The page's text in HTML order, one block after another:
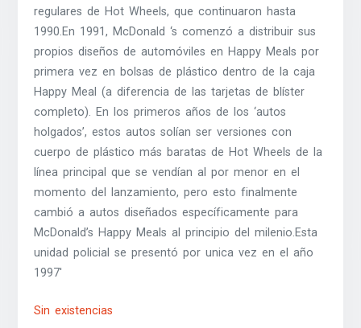
regulares de Hot Wheels, que continuaron hasta
1990.En 1991, McDonald ‘s comenzó a distribuir sus
propios diseños de automóviles en Happy Meals por
primera vez en bolsas de plástico dentro de la caja
Happy Meal (a diferencia de las tarjetas de blíster
completo). En los primeros años de los ‘autos
holgados’, estos autos solían ser versiones con
cuerpo de plástico más baratas de Hot Wheels de la
línea principal que se vendían al por menor en el
momento del lanzamiento, pero esto finalmente
cambió a autos diseñados específicamente para
McDonald’s Happy Meals al principio del milenio.Esta
unidad policial se presentó por unica vez en el año
1997′
Sin existencias